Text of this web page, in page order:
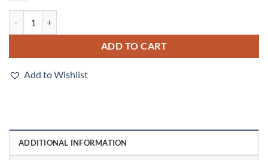
ADD TO CART
Add to Wishlist
ADDITIONAL INFORMATION